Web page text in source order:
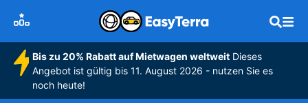
Bis zu 20% Rabatt auf Mietwagen weltweitDieses
Angebot ist gültig bis 11. August 2026 - nutzen Sie es
noch heute!